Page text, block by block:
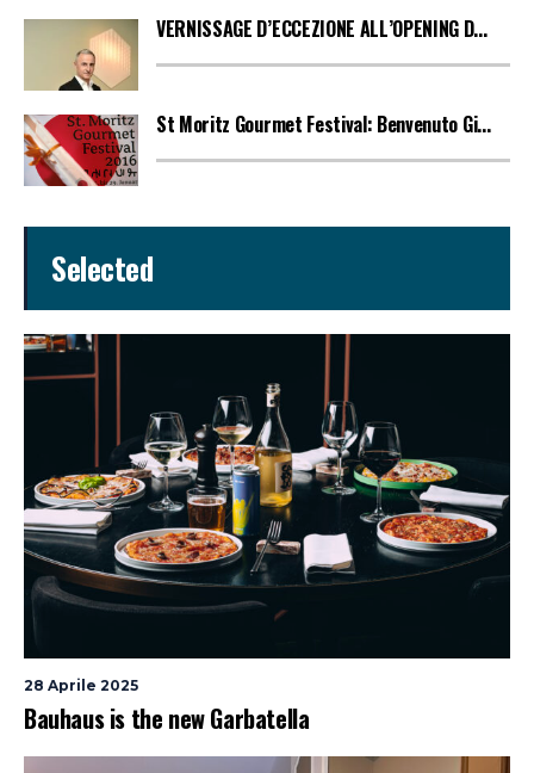
VERNISSAGE D’ECCEZIONE ALL’OPENING D...
St Moritz Gourmet Festival: Benvenuto Gi...
Selected
28 Aprile 2025
Bauhaus is the new Garbatella